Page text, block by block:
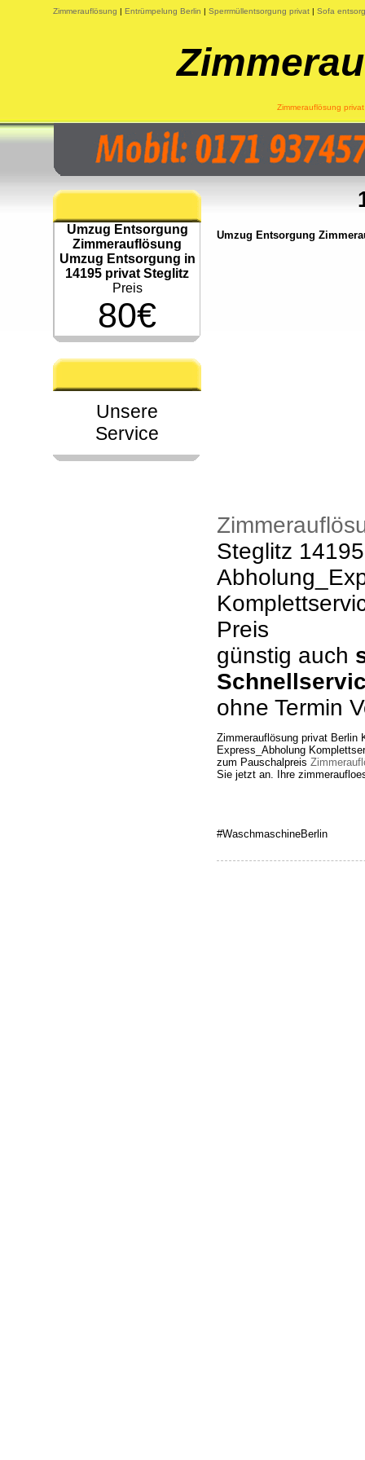
Zimmerauflösung | Entrümpelung Berlin | Sperrmüllentsorgung privat | Sofa
Zimmerauflösung
Umzug Entsorgung
Zimmerauflösung
Umzug Entsorgung in
14195 privat Steglitz
Preis
80€
Unsere
Service
Umzug Entsorgung
Steglitz 14195
Preis
günstig auch
ohne Termin
Zimmerauflösung privat Berlin
Express_Abholung
zum Pauschalpreis
Sie jetzt an. Ihre
#WaschmaschineBerlin